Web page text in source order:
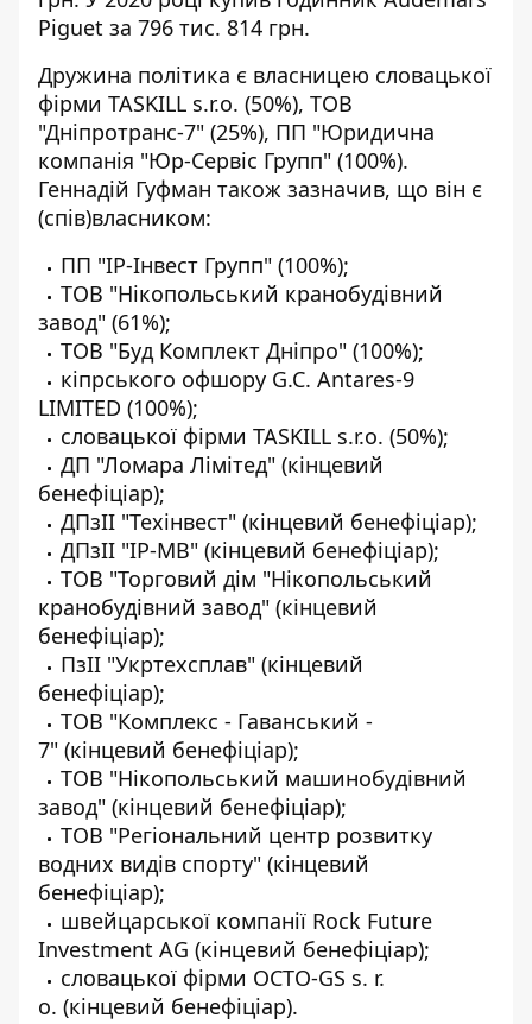
Piguet за 796 тис. 814 грн.
Дружина політика є власницею словацької
фірми TASKILL s.r.o. (50%), ТОВ
"Дніпротранс-7" (25%), ПП "Юридична
компанія "Юр-Сервіс Групп" (100%).
Геннадій Гуфман також зазначив, що він є
(спів)власником:
ПП "ІР-Інвест Групп" (100%);
ТОВ "Нікопольський кранобудівний
завод" (61%);
ТОВ "Буд Комплект Дніпро" (100%);
кіпрського офшору G.C. Antares-9
LIMITED (100%);
словацької фірми TASKILL s.r.o. (50%);
ДП "Ломара Лімітед" (кінцевий
бенефіціар);
ДПзІІ "Техінвест" (кінцевий бенефіціар);
ДПзІІ "ІР-МВ" (кінцевий бенефіціар);
ТОВ "Торговий дім "Нікопольський
кранобудівний завод" (кінцевий
бенефіціар);
ПзІІ "Укртехсплав" (кінцевий
бенефіціар);
ТОВ "Комплекс - Гаванський -
7" (кінцевий бенефіціар);
ТОВ "Нікопольський машинобудівний
завод" (кінцевий бенефіціар);
ТОВ "Регіональний центр розвитку
водних видів спорту" (кінцевий
бенефіціар);
швейцарської компанії Rock Future
Investment AG (кінцевий бенефіціар);
словацької фірми OCTO-GS s. r.
o. (кінцевий бенефіціар).